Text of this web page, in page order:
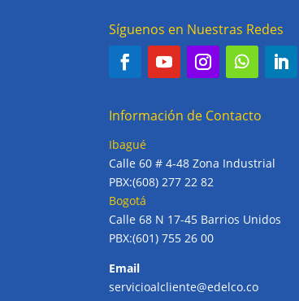
Síguenos en Nuestras Redes
Información de Contacto
Ibagué
Calle 60 # 4-48 Zona Industrial
PBX:(608) 277 22 82
Bogotá
Calle 68 N 17-45 Barrios Unidos
PBX:(601) 755 26 00
Email
servicioalcliente@edelco.co